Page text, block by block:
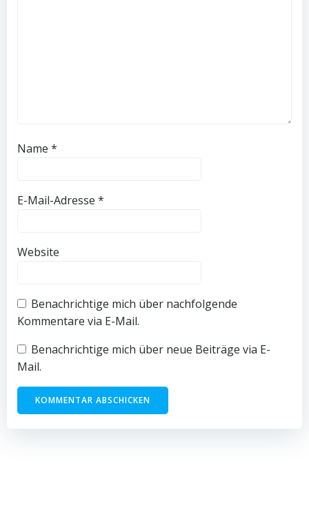
Name *
E-Mail-Adresse *
Website
Benachrichtige mich über nachfolgende
Kommentare via E-Mail.
Benachrichtige mich über neue Beiträge via E-
Mail.